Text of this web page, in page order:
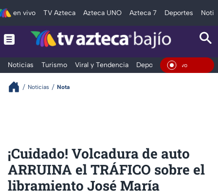
en vivo TV Azteca Azteca UNO Azteca 7 Deportes
Noticias Turismo Viral y Tendencia Deportes Espectáculos
En
Noticias Nota
¡Cuidado! Volcadura de auto
ARRUINA el TRÁFICO sobre el
libramiento José María